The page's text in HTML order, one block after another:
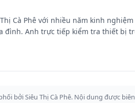
Cà Phê với nhiều năm kinh
đình. Anh trực tiếp kiểm tra thiết bị
bởi Siêu Thị Cà Phê. Nội dung được